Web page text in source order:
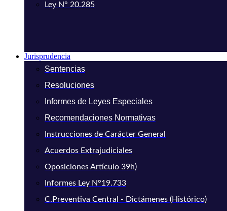
Ley N° 20.285
Jurisprudencia
Sentencias
Resoluciones
Informes de Leyes Especiales
Recomendaciones Normativas
Instrucciones de Carácter General
Acuerdos Extrajudiciales
Oposiciones Artículo 39h)
Informes Ley N°19.733
C.Preventiva Central - Dictámenes (Histórico)